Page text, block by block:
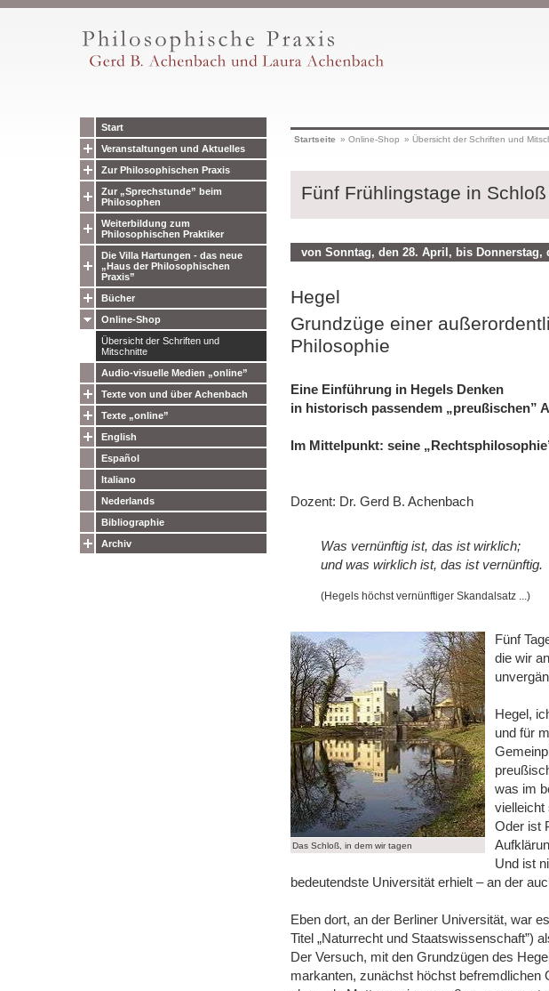
Start
Veranstaltungen und Aktuelles
Zur Philosophischen Praxis
Zur „Sprechstunde” beim
Philosophen
Weiterbildung zum
Philosophischen Praktiker
Die Villa Hartungen - das neue
„Haus der Philosophischen
Praxis”
Bücher
Online-Shop
Übersicht der Schriften und
Mitschnitte
Audio-visuelle Medien „online”
Texte von und über Achenbach
Texte „online”
English
Español
Italiano
Nederlands
Bibliographie
Archiv
Startseite » Online-Shop » Übersicht der Schriften und
Fünf Frühlingstage in
von Sonntag, den 28. April, bis Donnerstag,
Hegel
Grundzüge einer
Philosophie
Eine Einführung in Hegels Denken
in historisch passendem „preußischen”
Im Mittelpunkt: seine
Dozent: Dr. Gerd B. Achenbach
Was vernünftig ist, das ist wirklich;
und was wirklich ist, das ist vernünftig.
(Hegels höchst vernünftiger Skandalsatz ...)
Das Schloß, in dem wir tagen
Fünf
die wir
Hegel,
und für
was im
vielleicht
Oder ist
Und ist
bedeutendste Universität erhielt ‒ an der
Eben dort, an der Berliner Universität, war
Titel „Naturrecht und Staatswissenschaft”)
Der Versuch, mit den Grundzügen des
markanten, zunächst höchst befremdlichen